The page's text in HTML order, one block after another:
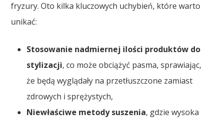
fryzury. Oto kilka kluczowych uchybień, które warto
unikać:
Stosowanie nadmiernej ilości produktów do
stylizacji, co może obciążyć pasma, sprawiając,
że będą wyglądały na przetłuszczone zamiast
zdrowych i sprężystych,
Niewłaściwe metody suszenia, gdzie wysoka